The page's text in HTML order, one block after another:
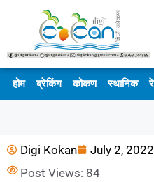
होम ब्रेकिंग कोकण स्थानिक
Digi Kokan July 2, 2022
Post Views: 84